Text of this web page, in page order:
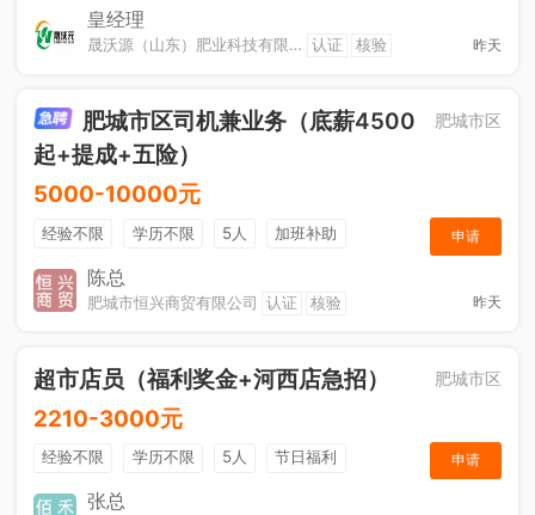
奖励计划
节日福利
皇经理
晟沃源（山东）肥业科技有限公司 认证 核验 昨天
肥城市区司机兼业务（底薪4500
起+提成+五险）
肥城市区
5000-10000元
经验不限 学历不限 5人
加班补助
综合补贴
社保五险
申请
陈总
肥城市恒兴商贸有限公司 认证 核验 昨天
超市店员（福利奖金+河西店急招） 肥城市区
2210-3000元
经验不限 学历不限 5人
节日福利
综合补贴
申请
张总